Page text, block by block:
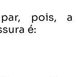
pois, a
é: